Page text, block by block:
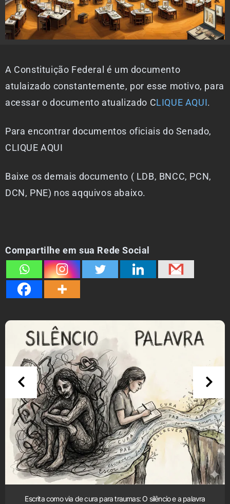
A Constituição Federal é um documento
atulaizado constantemente, por esse motivo, para
acessar o documento atualizado CLIQUE AQUI.
Para encontrar documentos oficiais do Senado,
CLIQUE AQUI
Baixe os demais documento ( LDB, BNCC, PCN,
DCN, PNE) nos aqquivos abaixo.
Compartilhe em sua Rede Social
Escrita como via de cura para traumas: O silêncio e a palavra